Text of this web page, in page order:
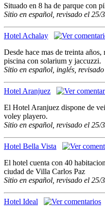
Situado en 8 ha de parque con
Sitio en español, revisado el 25/
Hotel Achalay
Desde hace mas de treinta
piscina con solarium y jaccuzzi.
Sitio en español, inglés,
Hotel Aranjuez
El Hotel Aranjuez dispone de
voley playero.
Sitio en español, revisado el 25/
Hotel Bella Vista
El hotel cuenta con 40
ciudad de Villa Carlos Paz
Sitio en español, revisado el 25/
Hotel Ideal